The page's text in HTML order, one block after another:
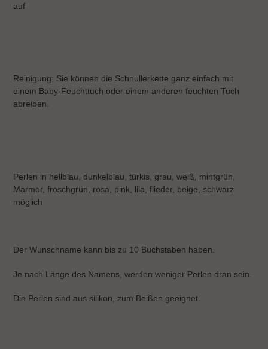
auf
Reinigung: Sie können die Schnullerkette ganz einfach mit
einem Baby-Feuchttuch oder einem anderen feuchten Tuch
abreiben.
Perlen in hellblau, dunkelblau, türkis, grau, weiß, mintgrün,
Marmor, froschgrün, rosa, pink, lila, flieder, beige, schwarz
möglich
Der Wunschname kann bis zu 10 Buchstaben haben.
Je nach Länge des Namens, werden weniger Perlen dran sein.
Die Perlen sind aus silikon, zum Beißen geeignet.